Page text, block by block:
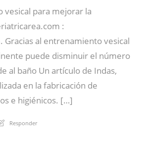
para mejorar la
:
Gracias al entrenamiento vesical
puede disminuir el número
al baño Un artículo de Indas,
en la fabricación de
e higiénicos. […]
Responder